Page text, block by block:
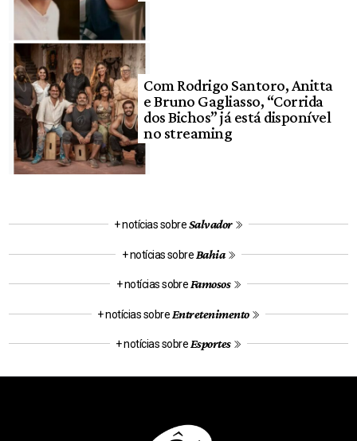
Com Rodrigo Santoro, Anitta
e Bruno Gagliasso, “Corrida
dos Bichos” já está disponível
no streaming
+ notícias sobreSalvador
+ notícias sobre Bahia
+ notícias sobre Famosos
+ notícias sobre Entretenimento
+ notícias sobre Esportes